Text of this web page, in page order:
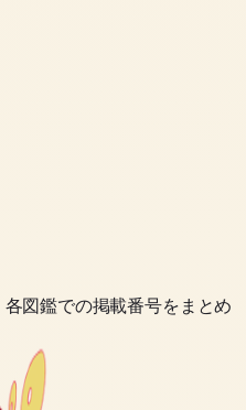
図鑑での掲載番号をまとめ